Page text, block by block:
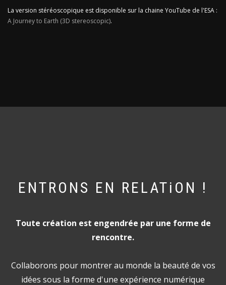
La version stéréoscopique est disponible sur la chaine YouTube de l'ESA :
A Journey to Earth (3D stereoscopic).
ENTRONS EN RELATiON !
Toute création est engendrée par une forme de
rencontre.
Collaborons pour montrer au monde la beauté de vos
idées sous la forme d'une expérience numérique